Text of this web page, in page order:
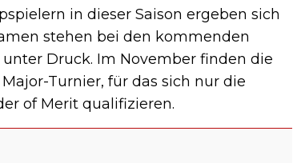
in dieser Saison ergeben sich
stehen bei den kommenden
Druck. Im November finden die
Turnier, für das sich nur die
of Merit qualifizieren.